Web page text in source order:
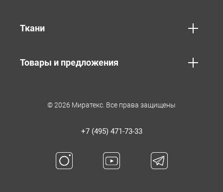
Ткани
Товары и предложения
© 2026 Миратекс. Все права защищены
+7 (495) 471-73-33